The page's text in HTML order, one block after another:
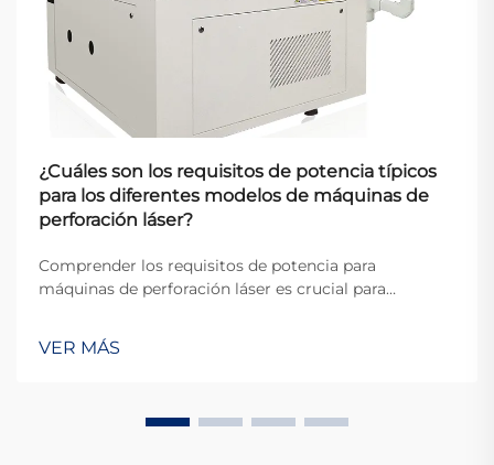
¿Cuáles son los requisitos de potencia típicos
para los diferentes modelos de máquinas de
perforación láser?
Comprender los requisitos de potencia para
máquinas de perforación láser es crucial para
instalaciones que planifican sus operaciones
industriales. Las demandas eléctricas de estos
VER MÁS